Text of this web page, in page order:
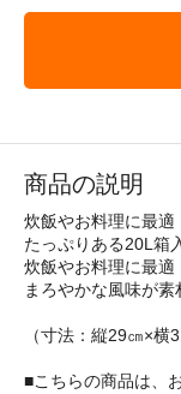
商品の説明
炊飯やお料理に最適
たっぷりある20L箱
炊飯やお料理に最適
まろやかな風味が素
（寸法：縦29㎝×横
■こちらの商品は、